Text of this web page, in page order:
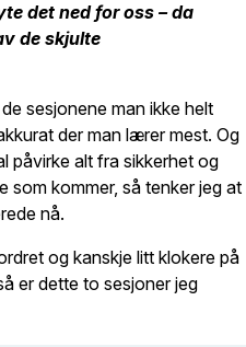
det ned for oss – da
de skjulte
sesjonene man ikke helt
der man lærer mest. Og
påvirke alt fra sikkerhet og
som kommer, så tenker jeg at
nå.
og kanskje litt klokere på
er dette to sesjoner jeg